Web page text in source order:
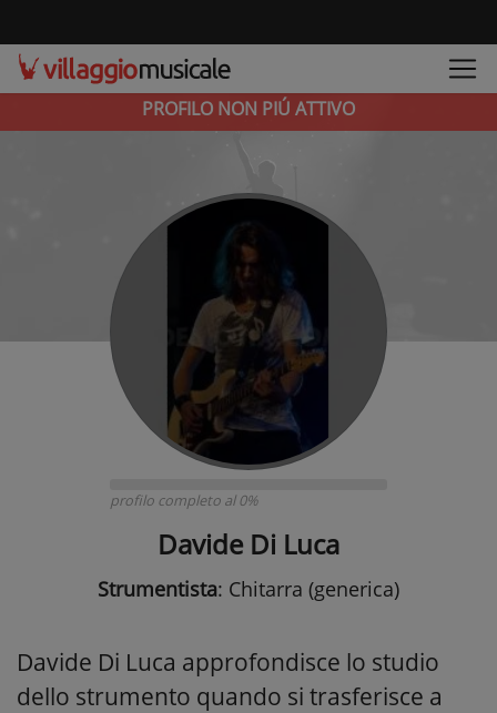
PROFILO NON PIÚ ATTIVO
profilo completo al 0%
Davide Di Luca
Strumentista: Chitarra (generica)
Davide Di Luca approfondisce lo studio
dello strumento quando si trasferisce a